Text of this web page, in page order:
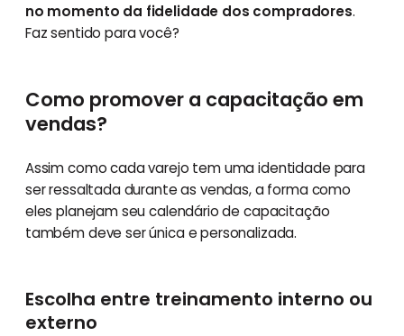
no momento da fidelidade dos compradores.
Faz sentido para você?
Como promover a capacitação em
vendas?
Assim como cada varejo tem uma identidade para
ser ressaltada durante as vendas, a forma como
eles planejam seu calendário de capacitação
também deve ser única e personalizada.
Escolha entre treinamento interno ou
externo